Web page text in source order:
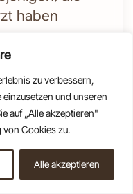
zu verbessern,
und unseren
auf „Alle akzeptieren"
Cookies zu.
Alle akzeptieren
haben
Angst vor dem
Viele Menschen
an einen
aus. Doch mit der
diese Angst
5 wichtige
dem Zahnarzt
[…]